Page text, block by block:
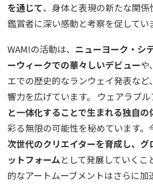
を通じて、身体と表現の新たな関係
鑑賞者に深い感動と考察を促してい
WAM!の活動は、 ニューヨーク・シ
ーウィークでの華々しいデビューや
エでの歴史的なランウェイ発表など
響力を広げています。 ウェアラブル
と一体化することで生まれる独自の
彩る無限の可能性を秘めています。
次世代のクリエイターを育成し、グ
ットフォームとして発展していくこ
的なアートムーブメントはさらに加